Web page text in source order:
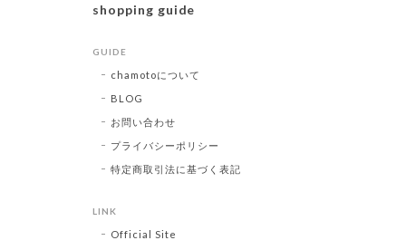
shopping guide
GUIDE
chamotoについて
BLOG
お問い合わせ
プライバシーポリシー
特定商取引法に基づく表記
LINK
Official Site